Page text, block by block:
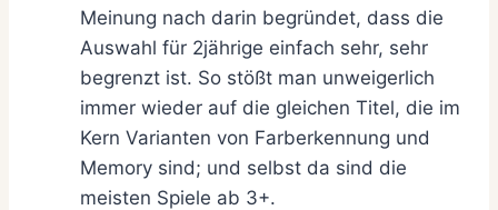
Meinung nach darin begründet, dass die
Auswahl für 2jährige einfach sehr, sehr
begrenzt ist. So stößt man unweigerlich
immer wieder auf die gleichen Titel, die im
Kern Varianten von Farberkennung und
Memory sind; und selbst da sind die
meisten Spiele ab 3+.